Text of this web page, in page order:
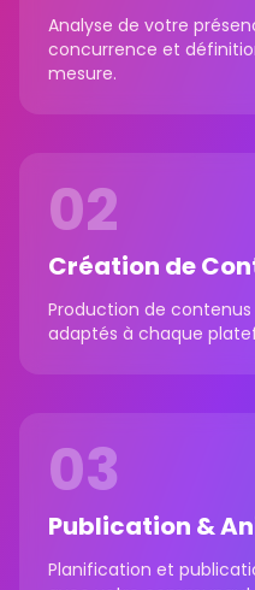
Analyse de votre
concurrence et
mesure.
02
Création de
Production de
adaptés à chaque
03
Publication &
Planification et